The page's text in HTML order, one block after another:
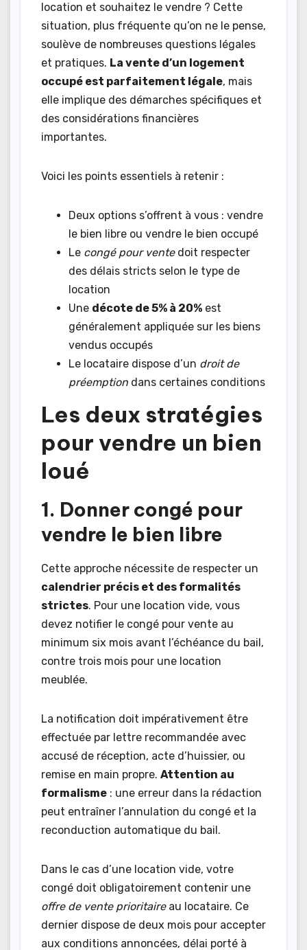
location et souhaitez le vendre ? Cette
situation, plus fréquente qu’on ne le pense,
soulève de nombreuses questions légales
et pratiques. La vente d’un logement
occupé est parfaitement légale, mais
elle implique des démarches spécifiques et
des considérations financières
importantes.
Voici les points essentiels à retenir :
Deux options s’offrent à vous : vendre
le bien libre ou vendre le bien occupé
Le congé pour ventedoit respecter
des délais stricts selon le type de
location
Une décote de 5% à 20% est
généralement appliquée sur les biens
vendus occupés
Le locataire dispose d’un droit de
préemption dans certaines conditions
Les deux stratégies
pour vendre un bien
loué
1. Donner congé pour
vendre le bien libre
Cette approche nécessite de respecter un
calendrier précis et des formalités
strictes. Pour une location vide, vous
devez notifier le congé pour vente au
minimum six mois avant l’échéance du bail,
contre trois mois pour une location
meublée.
La notification doit impérativement être
effectuée par lettre recommandée avec
accusé de réception, acte d’huissier, ou
remise en main propre. Attention au
formalisme : une erreur dans la rédaction
peut entraîner l’annulation du congé et la
reconduction automatique du bail.
Dans le cas d’une location vide, votre
congé doit obligatoirement contenir une
offre de vente prioritaireau locataire. Ce
dernier dispose de deux mois pour accepter
aux conditions annoncées, délai porté à